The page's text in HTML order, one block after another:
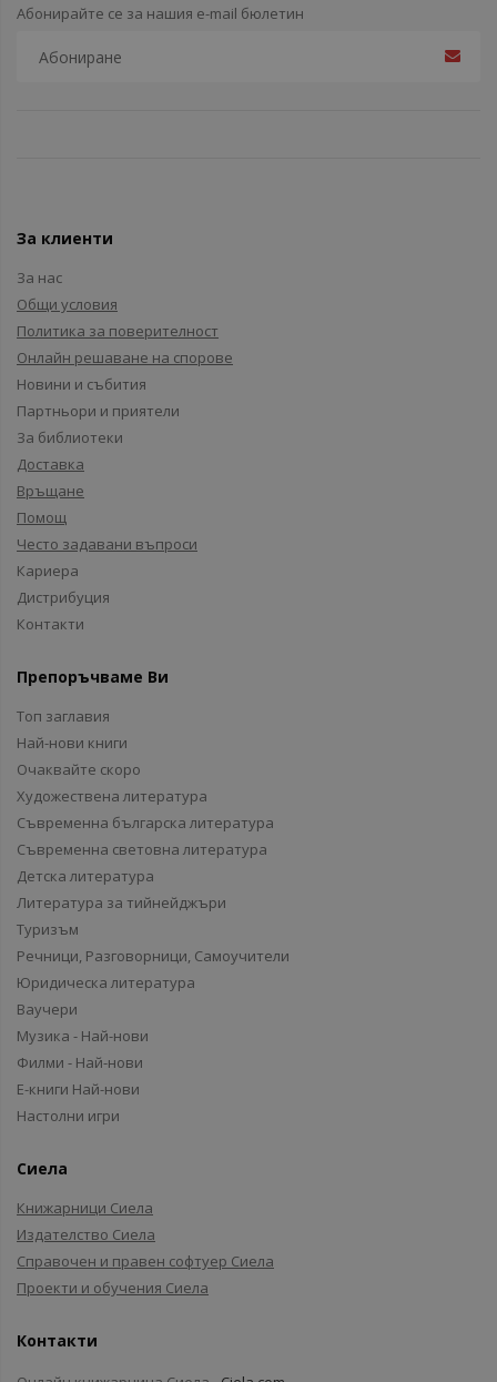
Абонирайте се за нашия e-mail бюлетин
За клиенти
За нас
Общи условия
Политика за поверителност
Онлайн решаване на спорове
Новини и събития
Партньори и приятели
За библиотеки
Доставка
Връщане
Помощ
Често задавани въпроси
Кариера
Дистрибуция
Контакти
Препоръчваме Ви
Топ заглавия
Най-нови книги
Очаквайте скоро
Художествена литература
Съвременна българска литература
Съвременна световна литература
Детска литература
Литература за тийнейджъри
Туризъм
Речници, Разговорници, Самоучители
Юридическа литература
Ваучери
Музика - Най-нови
Филми - Най-нови
Е-книги Най-нови
Настолни игри
Сиела
Книжарници Сиела
Издателство Сиела
Справочен и правен софтуер Сиела
Проекти и обучения Сиела
Контакти